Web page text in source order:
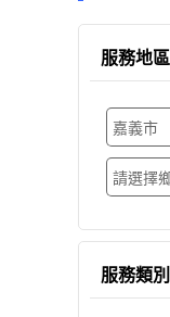
服務地區
服務類別